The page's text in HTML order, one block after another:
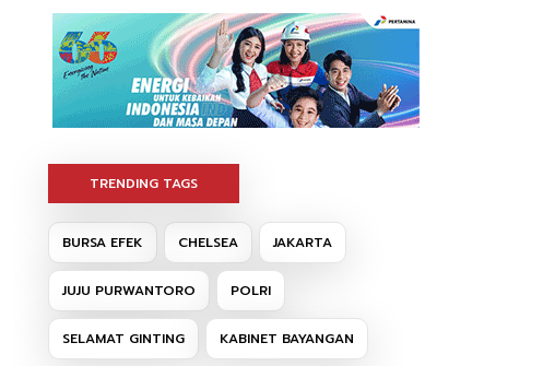
TRENDING TAGS
BURSA EFEK CHELSEA JAKARTA
JUJU PURWANTORO POLRI
SELAMAT GINTING KABINET BAYANGAN